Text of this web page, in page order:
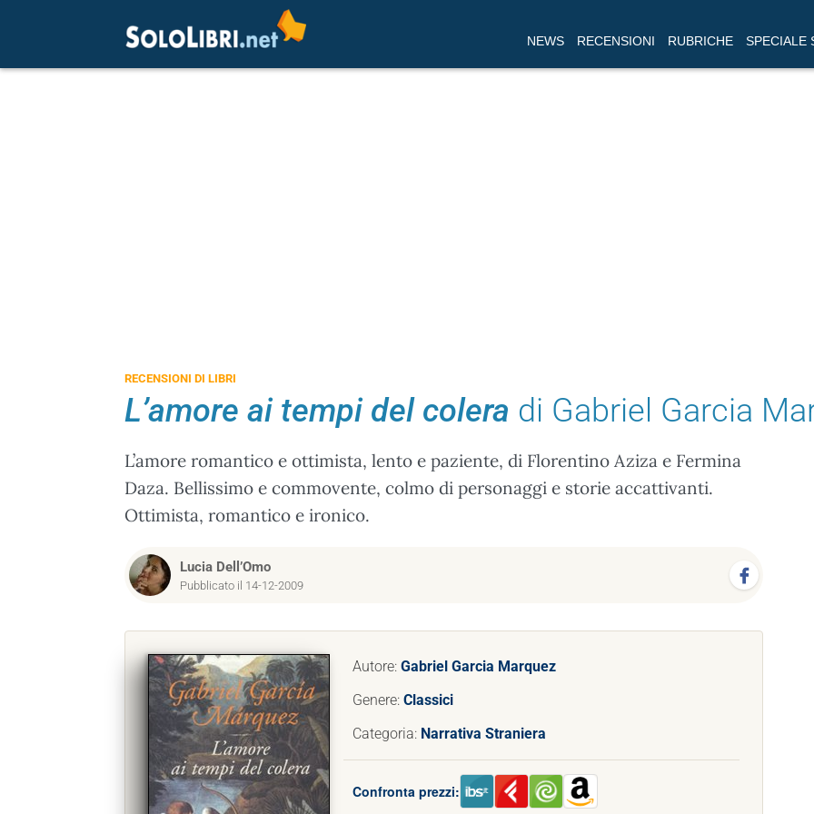
NEWS RECENSIONI RUBRICHE SPECIALE
RECENSIONI DI LIBRI
L’amore ai tempi del colera di Gabriel Garcia
L’amore romantico e ottimista, lento e paziente, di Florentino Aziza e Fermina
Daza. Bellissimo e commovente, colmo di personaggi e storie accattivanti.
Ottimista, romantico e ironico.
Lucia Dell’Omo
Pubblicato il 14-12-2009
Autore: Gabriel Garcia Marquez
Genere: Classici
Categoria: Narrativa Straniera
Confronta prezzi: